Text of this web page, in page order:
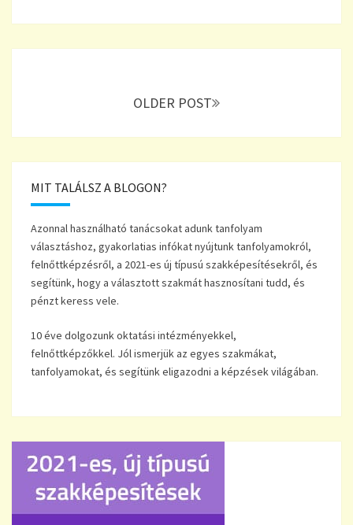
OLDER POST
MIT TALÁLSZ A BLOGON?
Azonnal használható tanácsokat adunk tanfolyam
választáshoz, gyakorlatias infókat nyújtunk tanfolyamokról,
felnőttképzésről, a 2021-es új típusú szakképesítésekről, és
segítünk, hogy a választott szakmát hasznosítani tudd, és
pénzt keress vele.
10 éve dolgozunk oktatási intézményekkel,
felnőttképzőkkel. Jól ismerjük az egyes szakmákat,
tanfolyamokat, és segítünk eligazodni a képzések világában.